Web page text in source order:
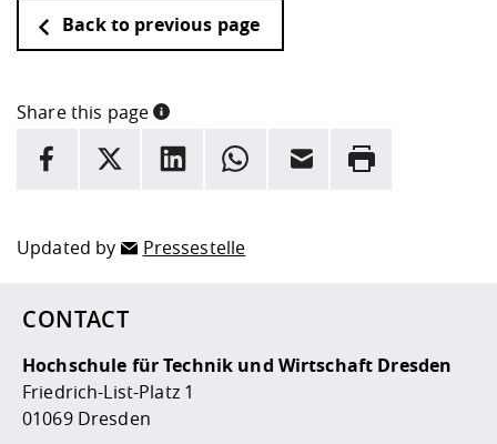
Back to previous page
Share this page
INFORMATION
facebook
X LinkedInwhatsappEmail Rrint
Updated by Pressestelle
CONTACT
Hochschule für Technik und Wirtschaft Dresden
Friedrich-List-Platz 1
01069 Dresden